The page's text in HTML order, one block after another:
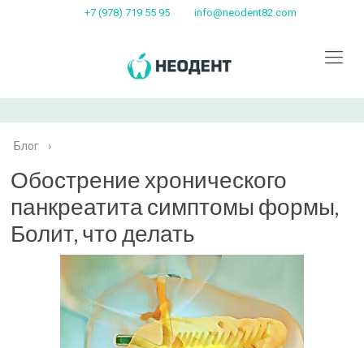
+7 (978) 719 55 95 info@neodent82.com
Блог ›
Обострение хронического
панкреатита симптомы формы,
Болит, что делать